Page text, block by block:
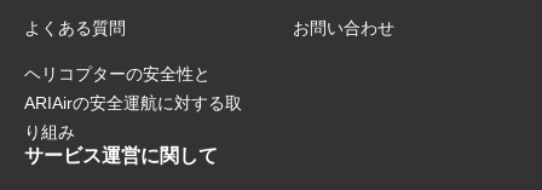
よくある質問 お問い合わせ
ヘリコプターの安全性と
ARIAirの安全運航に対する取
り組み
サービス運営に関して